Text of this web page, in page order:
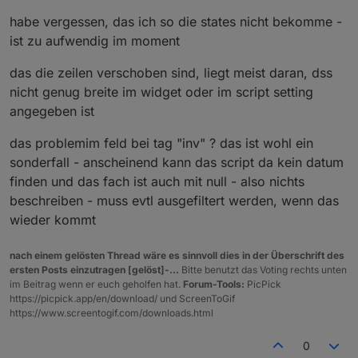
"read": true
    },
    "
from": "system.adapter.webuntis.0",
"user" : "system.user.admin" ,
"ts"
"acl": {
      "
object": 1636,
"state": 1636,
"owner": "system.user.admin",
"ownerGroup"
  "webuntis.
0.0. 0.name ": {
    "type":
"state",
"common": {
      "name":
"name",
habe vergessen, das ich so die states nicht bekomme -
ist zu aufwendig im moment
das die zeilen verschoben sind, liegt meist daran, dss
nicht genug breite im widget oder im script setting
angegeben ist
das problemim feld bei tag "inv" ? das ist wohl ein
sonderfall - anscheinend kann das script da kein datum
finden und das fach ist auch mit null - also nichts
beschreiben - muss evtl ausgefiltert werden, wenn das
wieder kommt
nach einem gelösten Thread wäre es sinnvoll dies in der Überschrift des
ersten Posts einzutragen [gelöst]-... Bitte benutzt das Voting rechts unten
im Beitrag wenn er euch geholfen hat. Forum-Tools: PicPick
https://picpick.app/en/download/ und ScreenToGif
https://www.screentogif.com/downloads.html
0